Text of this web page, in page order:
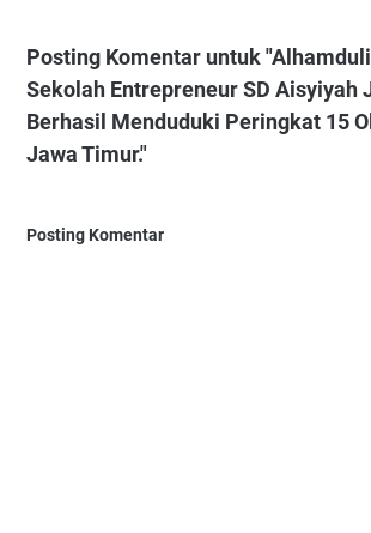
Posting Komentar untuk
Sekolah Entrepreneur SD Aisyiyah
Berhasil Menduduki Peringkat 15
Jawa Timur."
Posting Komentar